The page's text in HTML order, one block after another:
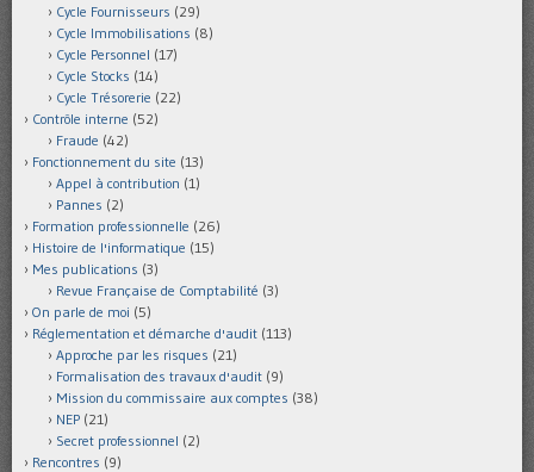
Cycle Fournisseurs (29)
Cycle Immobilisations (8)
Cycle Personnel (17)
Cycle Stocks (14)
Cycle Trésorerie (22)
Contrôle interne (52)
Fraude (42)
Fonctionnement du site (13)
Appel à contribution (1)
Pannes (2)
Formation professionnelle (26)
Histoire de l'informatique (15)
Mes publications (3)
Revue Française de Comptabilité (3)
On parle de moi (5)
Réglementation et démarche d'audit (113)
Approche par les risques (21)
Formalisation des travaux d'audit (9)
Mission du commissaire aux comptes (38)
NEP (21)
Secret professionnel (2)
Rencontres (9)